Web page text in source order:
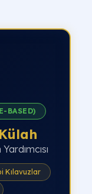
BASED)
Kılavuzlar